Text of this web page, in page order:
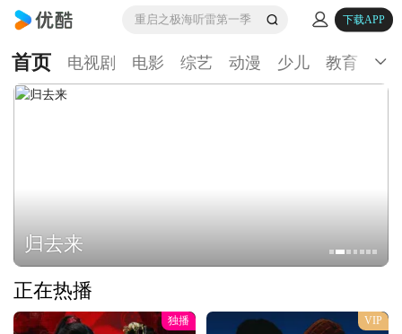
重启之极海听雷第一季 下载APP
首页 电视剧 电影 综艺 动漫 少儿 教育 生
归去来
正在热播
独播 VIP